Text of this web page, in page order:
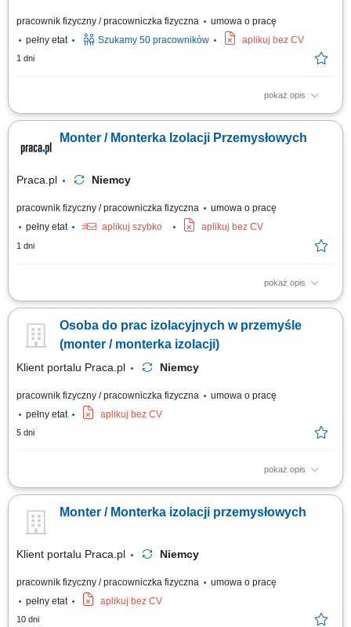
pracownik fizyczny / pracowniczka fizyczna
umowa o pracę
pełny etat
Szukamy 50 pracowników aplikuj bez CV
1 dni
pokaż opis
Praca od zaraz Twój zakres obowiązków: Demontaż/montaż izolacji
zakładach przemysłowych;
Monter / Monterka Izolacji Przemysłowych
Praca.pl Niemcy
pracownik fizyczny / pracowniczka fizyczna
umowa o pracę
pełny etat
aplikuj szybko aplikuj bez CV
1 dni
pokaż opis
Opis stanowiska: Kompleksowy montaż oraz demontaż systemów izolacji
Prowadzenie prac instalacyjnych bezpośrednio na ciągach
rurociągowych, instalacjach technicznych oraz zbiornikach
Osoba do prac izolacyjnych w przemyśle
(monter / monterka izolacji)
Klient portalu Praca.pl Niemcy
pracownik fizyczny / pracowniczka fizyczna
umowa o pracę
pełny etat
aplikuj bez CV
5 dni
pokaż opis
Instalowanie oraz demontowanie systemów izolacji ciepło- i
wewnątrz obiektów przemysłowych. Nakładanie warstw wełny mineralnej
oraz zabezpieczanie ich płaszczami z blachy. Osadzanie konstrukcji
Monter / Monterka izolacji przemysłowych
Klient portalu Praca.pl Niemcy
pracownik fizyczny / pracowniczka fizyczna
umowa o pracę
pełny etat
aplikuj bez CV
10 dni